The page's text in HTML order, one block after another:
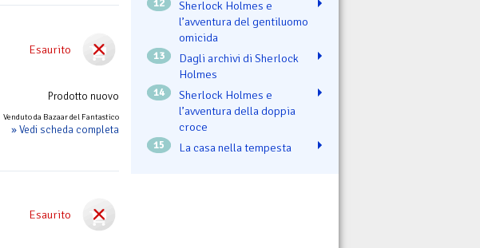
Esaurito
Prodotto nuovo
Venduto da Bazaar del Fantastico
» Vedi scheda completa
Esaurito
12
Sherlock Holmes e
l’avventura del gentiluomo
omicida
13
Dagli archivi di Sherlock
Holmes
14
Sherlock Holmes e
l’avventura della doppia
croce
15 La casa nella tempesta